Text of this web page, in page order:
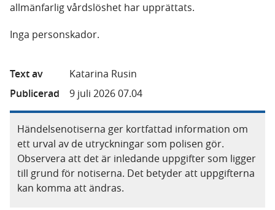
allmänfarlig vårdslöshet har upprättats.
Inga personskador.
Text av
Katarina Rusin
Publicerad
9 juli 2026 07.04
Händelsenotiserna ger kortfattad information om
ett urval av de utryckningar som polisen gör.
Observera att det är inledande uppgifter som ligger
till grund för notiserna. Det betyder att uppgifterna
kan komma att ändras.